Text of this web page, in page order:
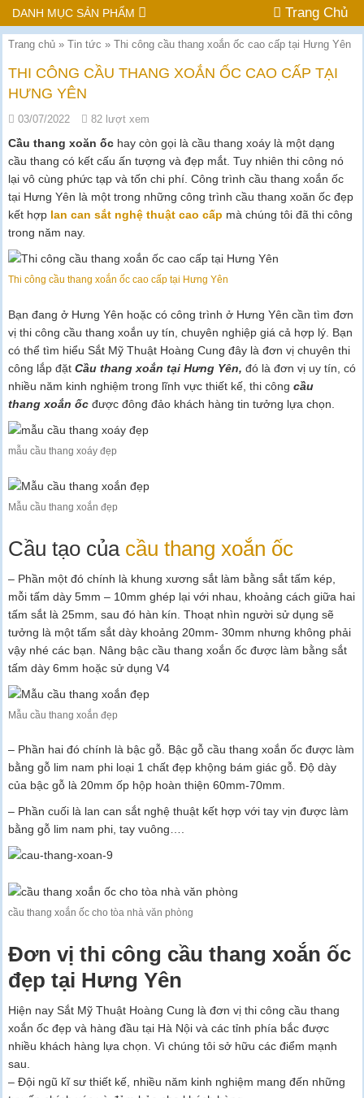
DANH MỤC SẢN PHẨM Trang Chủ
Trang chủ » Tin tức » Thi công cầu thang xoắn ốc cao cấp tại Hưng Yên
THI CÔNG CẦU THANG XOẮN ỐC CAO CẤP TẠI
HƯNG YÊN
03/07/2022 82 lượt xem
Cầu thang xoăn ốc hay còn gọi là cầu thang xoáy là một dạng
cầu thang có kết cấu ấn tượng và đẹp mắt. Tuy nhiên thi công nó
lại vô cùng phức tạp và tốn chi phí. Công trình cầu thang xoắn ốc
tại Hưng Yên là một trong những công trình cầu thang xoăn ốc đẹp
kết hợp lan can sắt nghệ thuật cao cấp mà chúng tôi đã thi công
trong năm nay.
Thi công cầu thang xoắn ốc cao cấp tại Hưng Yên
Bạn đang ở Hưng Yên hoặc có công trình ở Hưng Yên cần tìm đơn
vị thi công cầu thang xoắn uy tín, chuyên nghiệp giá cả hợp lý. Bạn
có thể tìm hiểu Sắt Mỹ Thuật Hoàng Cung đây là đơn vị chuyên thi
công lắp đặt Cầu thang xoắn tại Hưng Yên, đó là đơn vị uy tín, có
nhiều năm kinh nghiệm trong lĩnh vực thiết kế, thi công cầu
thang xoắn ốc được đông đảo khách hàng tin tưởng lựa chọn.
mẫu cầu thang xoáy đẹp
Mẫu cầu thang xoắn đẹp
Cầu tạo của cầu thang xoắn ốc
– Phần một đó chính là khung xương sắt làm bằng sắt tấm kép,
mỗi tấm dày 5mm – 10mm ghép lại với nhau, khoảng cách giữa hai
tấm sắt là 25mm, sau đó hàn kín. Thoạt nhìn người sử dụng sẽ
tưởng là một tấm sắt dày khoảng 20mm- 30mm nhưng không phải
vậy nhé các bạn. Nâng bậc cầu thang xoắn ốc được làm bằng sắt
tấm dày 6mm hoặc sử dụng V4
Mẫu cầu thang xoắn đẹp
– Phần hai đó chính là bậc gỗ. Bậc gỗ cầu thang xoắn ốc được làm
bằng gỗ lim nam phi loại 1 chất đẹp khộng bám giác gỗ. Độ dày
của bậc gỗ là 20mm ốp hộp hoàn thiện 60mm-70mm.
– Phần cuối là lan can sắt nghệ thuật kết hợp với tay vịn được làm
bằng gỗ lim nam phi, tay vuông….
cầu thang xoắn ốc cho tòa nhà văn phòng
Đơn vị thi công cầu thang xoắn ốc
đẹp tại Hưng Yên
Hiện nay Sắt Mỹ Thuật Hoàng Cung là đơn vị thi công cầu thang
xoắn ốc đẹp và hàng đầu tại Hà Nội và các tỉnh phía bắc được
nhiều khách hàng lựa chọn. Vì chúng tôi sở hữu các điểm mạnh
sau.
– Đội ngũ kĩ sư thiết kế, nhiều năm kinh nghiệm mang đến những